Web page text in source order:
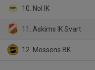
10. Nol IK
11. Askims IK Svart
12. Mossens BK